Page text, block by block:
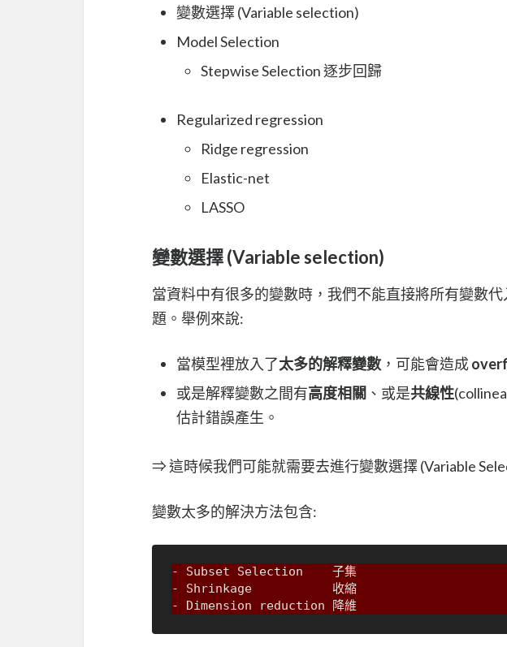
變數選擇 (Variable selection)
Model Selection
Stepwise Selection 逐步回歸
Regularized regression
Ridge regression
Elastic-net
LASSO
變數選擇 (Variable selection)
當資料中有很多的變數時，我們不能直接將所有變數
題。舉例來說:
當模型裡放入了太多的解釋變數 ，可能會造成
或是解釋變數之間有高度相關 、或是共線性
估計錯誤產生。
⇒ 這時候我們可能就需要去進行變數選擇 (Variable
變數太多的解決方法包含:
- Subset Selection    子集
- Shrinkage           收縮
- Dimension reduction 降維